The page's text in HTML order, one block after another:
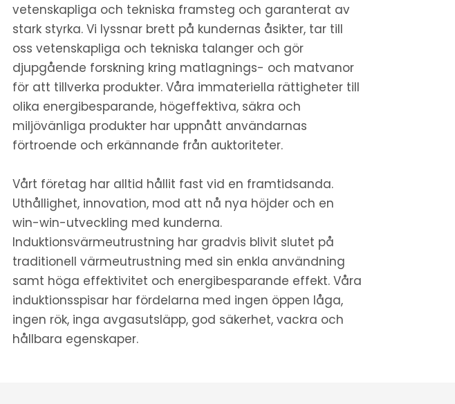
vetenskapliga och tekniska framsteg och garanterat av
stark styrka. Vi lyssnar brett på kundernas åsikter, tar till
oss vetenskapliga och tekniska talanger och gör
djupgående forskning kring matlagnings- och matvanor
för att tillverka produkter. Våra immateriella rättigheter till
olika energibesparande, högeffektiva, säkra och
miljövänliga produkter har uppnått användarnas
förtroende och erkännande från auktoriteter.
Vårt företag har alltid hållit fast vid en framtidsanda.
Uthållighet, innovation, mod att nå nya höjder och en
win-win-utveckling med kunderna.
Induktionsvärmeutrustning har gradvis blivit slutet på
traditionell värmeutrustning med sin enkla användning
samt höga effektivitet och energibesparande effekt. Våra
induktionsspisar har fördelarna med ingen öppen låga,
ingen rök, inga avgasutsläpp, god säkerhet, vackra och
hållbara egenskaper.